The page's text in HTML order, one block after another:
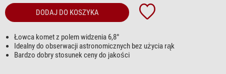
DODAJ DO KOSZYKA
Łowca komet z polem widzenia 6,8°
Idealny do obserwacji astronomicznych bez użycia rąk
Bardzo dobry stosunek ceny do jakości